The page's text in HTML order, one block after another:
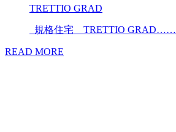
TRETTIO GRAD
規格住宅 TRETTIO GRAD……
READ MORE